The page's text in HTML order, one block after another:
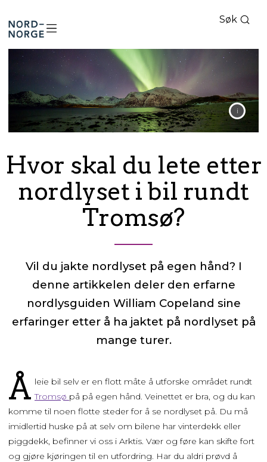
Nord-
Norge
Søk
Hvor skal du lete etter
nordlyset i bil rundt
Tromsø?
Vil du jakte nordlyset på egen hånd? I
denne artikkelen deler den erfarne
nordlysguiden William Copeland sine
erfaringer etter å ha jaktet på nordlyset på
mange turer.
Å leie bil selv er en flott måte å utforske området rundt
Tromsø på på egen hånd. Veinettet er bra, og du kan
komme til noen flotte steder for å se nordlyset på. Du må
imidlertid huske på at selv om bilene har vinterdekk eller
piggdekk, befinner vi oss i Arktis. Vær og føre kan skifte fort
og gjøre kjøringen til en utfordring. Har du aldri prøvd å